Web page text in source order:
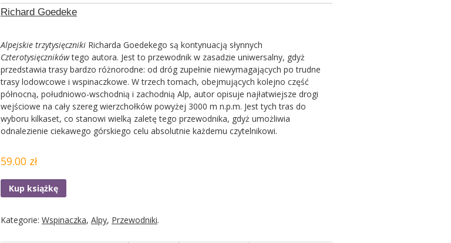
Richard Goedeke
Alpejskie trzytysięczniki Richarda Goedekego są kontynuacją słynnych
Czterotysięcznikówtego autora. Jest to przewodnik w zasadzie uniwersalny, gdyż
przedstawia trasy bardzo różnorodne: od dróg zupełnie niewymagających po trudne
trasy lodowcowe i wspinaczkowe. W trzech tomach, obejmujących kolejno część
północną, południowo-wschodnią i zachodnią Alp, autor opisuje najłatwiejsze drogi
wejściowe na cały szereg wierzchołków powyżej 3000 m n.p.m. Jest tych tras do
wyboru kilkaset, co stanowi wielką zaletę tego przewodnika, gdyż umożliwia
odnalezienie ciekawego górskiego celu absolutnie każdemu czytelnikowi.
59.00 zł
Kup książkę
Kategorie: Wspinaczka, Alpy, Przewodniki.